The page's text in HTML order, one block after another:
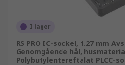
I lager
RS PRO IC-sockel, 1.27 mm
Genomgående hål,
Polybutylentereftalat PLCC-